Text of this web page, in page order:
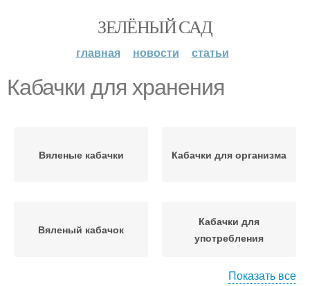
ЗЕЛЁНЫЙ САД
главная новости статьи
Кабачки для хранения
Вяленые кабачки Кабачки для организма
Вяленый кабачок
Кабачки для
употребления
Показать все